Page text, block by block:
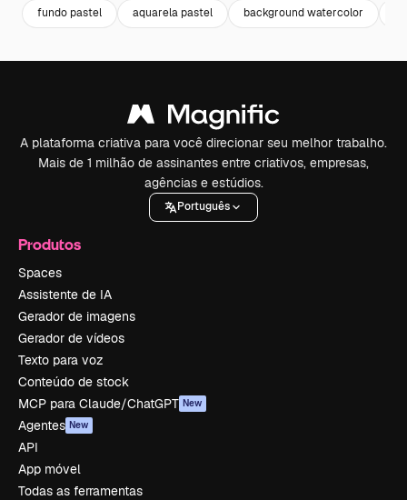
fundo pastel aquarela pastel background watercolor
A plataforma criativa para você direcionar seu melhor trabalho.
Mais de 1 milhão de assinantes entre criativos, empresas,
agências e estúdios.
Português
Produtos
Spaces
Assistente de IA
Gerador de imagens
Gerador de vídeos
Texto para voz
Conteúdo de stock
MCP para Claude/ChatGPT New
Agentes New
API
App móvel
Todas as ferramentas